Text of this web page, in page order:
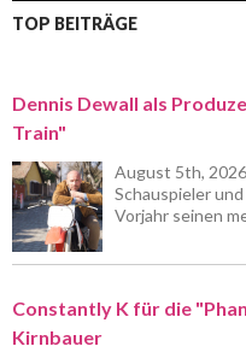
TOP BEITRÄGE
Dennis Dewall als
Train"
August 5th, 2026
Schauspieler
Vorjahr seinen
Constantly K für die
Kirnbauer